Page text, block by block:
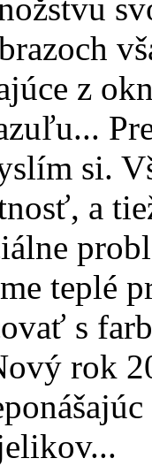
z
si.
a
teplé
s
rok